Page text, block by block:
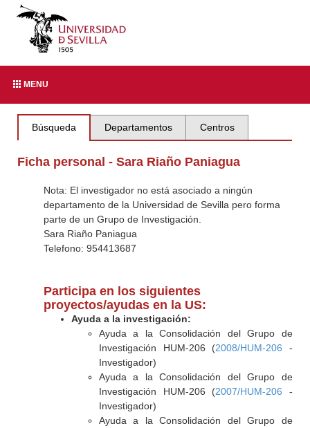
MENU
Búsqueda Departamentos Centros
Ficha personal - Sara Riaño Paniagua
Nota: El investigador no está asociado a ningún
departamento de la Universidad de Sevilla pero forma
parte de un Grupo de Investigación.
Sara Riaño Paniagua
Telefono: 954413687
Participa en los siguientes
proyectos/ayudas en la US:
Ayuda a la investigación:
Ayuda a la Consolidación del Grupo de
Investigación HUM-206 (2008/HUM-206 -
Investigador)
Ayuda a la Consolidación del Grupo de
Investigación HUM-206 (2007/HUM-206 -
Investigador)
Ayuda a la Consolidación del Grupo de